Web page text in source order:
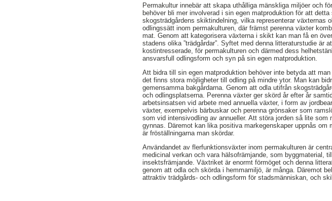
Permakultur innebär att skapa uthålliga mänskliga miljöer och
behöver bli mer involverad i sin egen matproduktion för att
skogsträdgårdens skiktindelning, vilka representerar
odlingssätt inom permakulturen, där främst perenna växter
mat. Genom att kategorisera växterna i skikt kan man få en
stadens olika ”trädgårdar”. Syftet med denna litteraturstudie
kostintresserade, för permakulturen och därmed dess
ansvarsfull odlingsform och syn på sin egen matproduktion.
Att bidra till sin egen matproduktion behöver inte betyda att
det finns stora möjligheter till odling på mindre ytor. Man kan
gemensamma bakgårdarna. Genom att odla utifrån
och odlingsplatserna. Perenna växter ger skörd år efter år
arbetsinsatsen vid arbete med annuella växter, i form av
växter, exempelvis bärbuskar och perenna grönsaker som
som vid intensivodling av annueller. Att störa jorden så lite
gynnas. Däremot kan lika positiva markegenskaper uppnås
är fröställningarna man skördar.
Användandet av flerfunktionsväxter inom permakulturen är
medicinal verkan och vara hälsofrämjande, som byggmaterial,
insektsfrämjande. Växtriket är enormt förmöget och denna
genom att odla och skörda i hemmamiljö, är många. Däremot
attraktiv trädgårds- och odlingsform för stadsmänniskan, och